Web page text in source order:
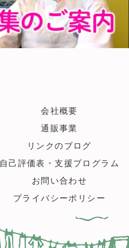
会社概要
通販事業
リンクのブログ
自己評価表・支援プログラム
お問い合わせ
プライバシーポリシー